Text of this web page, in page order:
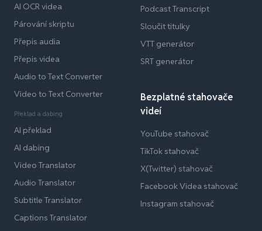
AI OCR videa
Párování skriptu
Přepis audia
Přepis videa
Audio to Text Converter
Video to Text Converter
Překlad a dabing
AI překlad
AI dabing
Video Translator
Audio Translator
Subtitle Translator
Captions Translator
Podcast Transcript
Sloučit titulky
VTT generátor
SRT generátor
Bezplatné stahovače
videí
YouTube stahovač
TikTok stahovač
X(Twitter) stahovač
Facebook Videa stahovač
Instagram stahovač